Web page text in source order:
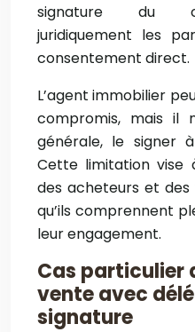
signature du
juridiquement les
consentement direct.
L’agent immobilier
compromis, mais il
générale, le signer
Cette limitation vise
des acheteurs et des
qu’ils comprennent
leur engagement.
Cas particulier
vente avec
signature